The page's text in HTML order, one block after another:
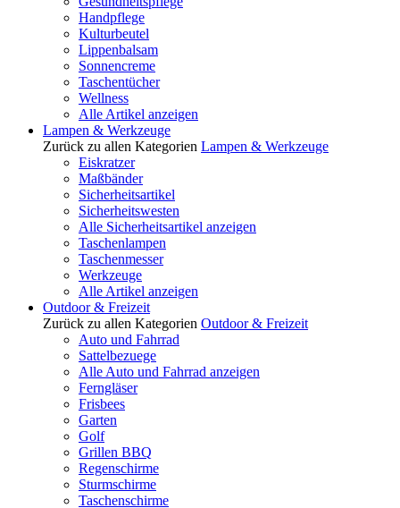
Handpflege
Kulturbeutel
Lippenbalsam
Sonnencreme
Taschentücher
Wellness
Alle Artikel anzeigen
Lampen & Werkzeuge
Zurück zu allen Kategorien Lampen & Werkzeuge
Eiskratzer
Maßbänder
Sicherheitsartikel
Sicherheitswesten
Alle Sicherheitsartikel anzeigen
Taschenlampen
Taschenmesser
Werkzeuge
Alle Artikel anzeigen
Outdoor & Freizeit
Zurück zu allen Kategorien Outdoor & Freizeit
Auto und Fahrrad
Sattelbezuege
Alle Auto und Fahrrad anzeigen
Ferngläser
Frisbees
Garten
Golf
Grillen BBQ
Regenschirme
Sturmschirme
Taschenschirme